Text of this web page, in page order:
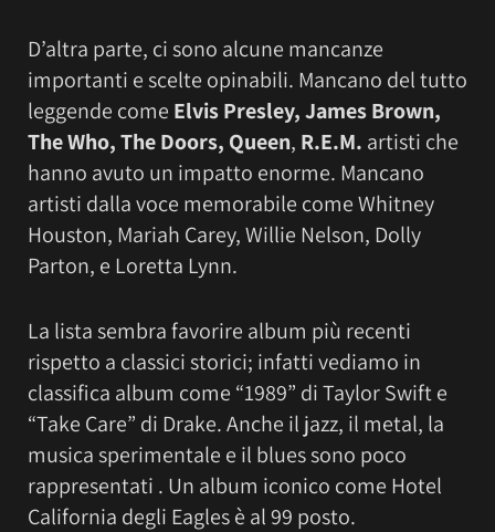
D’altra parte, ci sono alcune mancanze
importanti e scelte opinabili. Mancano del tutto
leggende come Elvis Presley, James Brown,
The Who, The Doors, Queen, R.E.M. artisti che
hanno avuto un impatto enorme. Mancano
artisti dalla voce memorabile come Whitney
Houston, Mariah Carey, Willie Nelson, Dolly
Parton, e Loretta Lynn.
La lista sembra favorire album più recenti
rispetto a classici storici; infatti vediamo in
classifica album come “1989” di Taylor Swift e
“Take Care” di Drake. Anche il jazz, il metal, la
musica sperimentale e il blues sono poco
rappresentati . Un album iconico come Hotel
California degli Eagles è al 99 posto.